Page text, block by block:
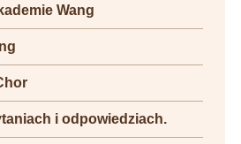
Wang
i odpowiedziach.